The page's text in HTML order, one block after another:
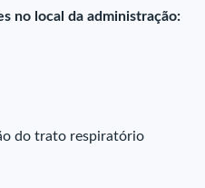
no local da administração:
do trato respiratório